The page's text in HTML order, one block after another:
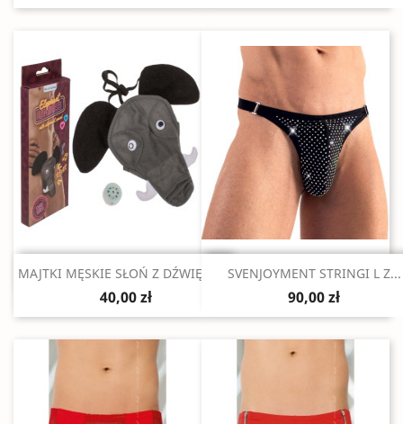
Szybki podgląd
MAJTKI MĘSKIE SŁOŃ Z DŹWIĘKIEM
40,00 zł
Szybki podgląd
SVENJOYMENT STRINGI L Z...
90,00 zł